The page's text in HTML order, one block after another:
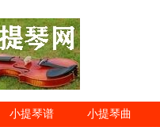
小提琴谱 小提琴曲